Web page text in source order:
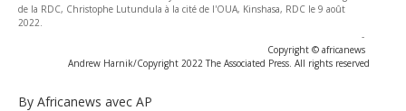
de la RDC, Christophe Lutundula à la cité de l'OUA, Kinshasa, RDC le 9 août
2022.
-
Copyright © africanews
Andrew Harnik/Copyright 2022 The Associated Press. All rights reserved
By Africanews avec AP